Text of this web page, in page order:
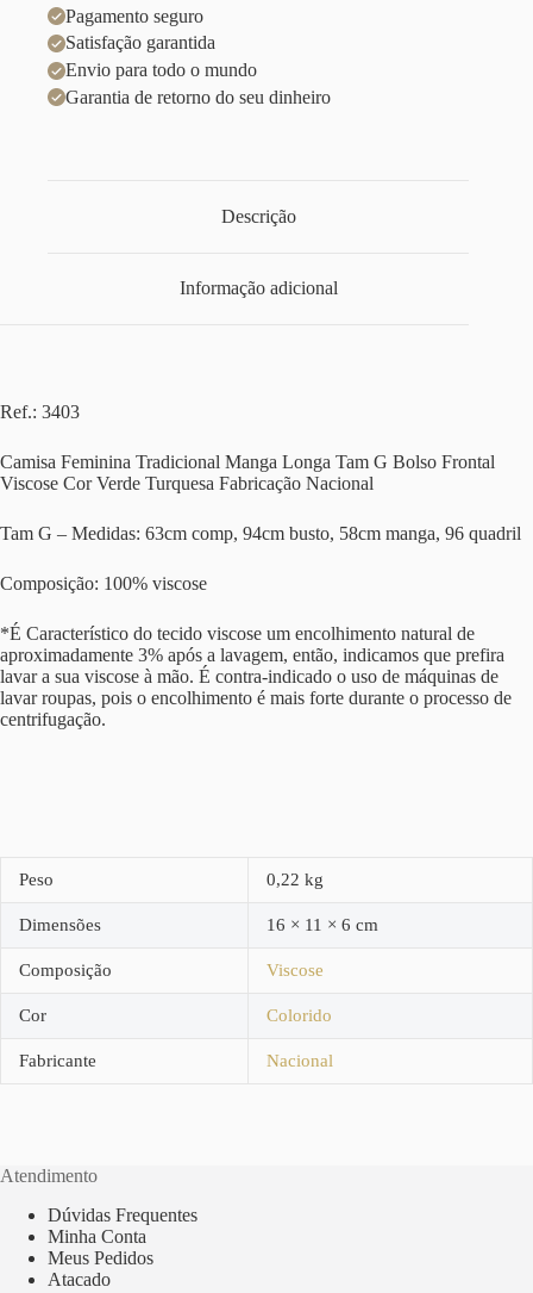
Pagamento seguro
Satisfação garantida
Envio para todo o mundo
Garantia de retorno do seu dinheiro
Descrição
Informação adicional
Ref.: 3403
Camisa Feminina Tradicional Manga Longa Tam G Bolso Frontal
Viscose Cor Verde Turquesa Fabricação Nacional
Tam G – Medidas: 63cm comp, 94cm busto, 58cm manga, 96 quadril
Composição: 100% viscose
*É Característico do tecido viscose um encolhimento natural de
aproximadamente 3% após a lavagem, então, indicamos que prefira
lavar a sua viscose à mão. É contra-indicado o uso de máquinas de
lavar roupas, pois o encolhimento é mais forte durante o processo de
centrifugação.
Peso 0,22 kg
Dimensões 16 × 11 × 6 cm
Composição Viscose
Cor Colorido
Fabricante Nacional
Atendimento
Dúvidas Frequentes
Minha Conta
Meus Pedidos
Atacado